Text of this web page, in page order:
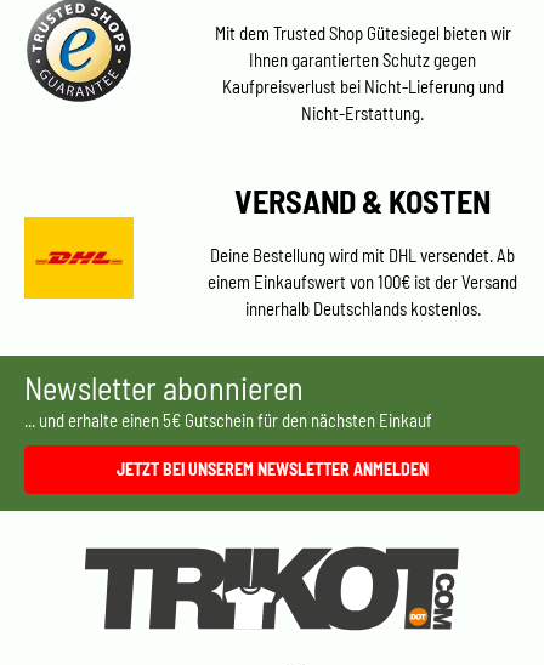
Mit dem Trusted Shop Gütesiegel bieten wir
Ihnen garantierten Schutz gegen
Kaufpreisverlust bei Nicht-Lieferung und
Nicht-Erstattung.
VERSAND & KOSTEN
Deine Bestellung wird mit DHL versendet. Ab
einem Einkaufswert von 100€ ist der Versand
innerhalb Deutschlands kostenlos.
Newsletter abonnieren
... und erhalte einen 5€ Gutschein für den nächsten Einkauf
JETZT BEI UNSEREM NEWSLETTER ANMELDEN